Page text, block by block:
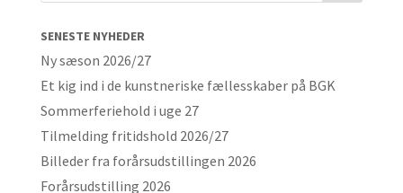
SENESTE NYHEDER
Ny sæson 2026/27
Et kig ind i de kunstneriske fællesskaber på BGK
Sommerferiehold i uge 27
Tilmelding fritidshold 2026/27
Billeder fra forårsudstillingen 2026
Forårsudstilling 2026